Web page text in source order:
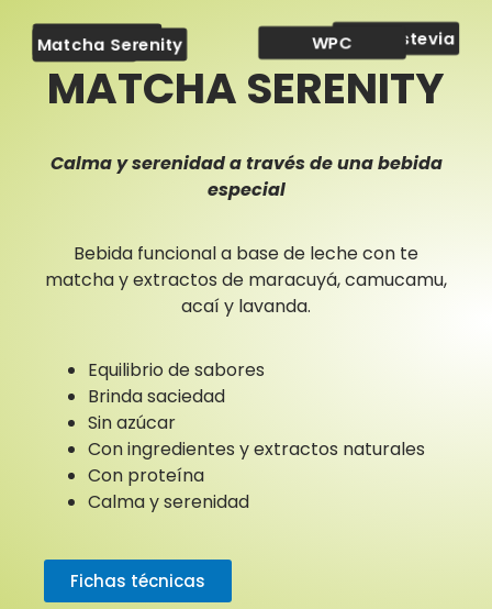
Sucraestevia
Ceamgum
Vainilla WPC
Matcha Serenity
MATCHA SERENITY
Calma y serenidad a través de una bebida
especial
Bebida funcional a base de leche con te
matcha y extractos de maracuyá, camucamu,
acaí y lavanda.
Equilibrio de sabores
Brinda saciedad
Sin azúcar
Con ingredientes y extractos naturales
Con proteína
Calma y serenidad
Fichas técnicas